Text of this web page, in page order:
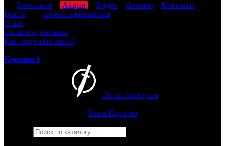
Вконтакте Акции Видео Отзывы
Контакты
Войти
зарегистрироваться
О нас
Оплата и доставка
Как оформить заказ?
Корзина 0
Ножи Златоуста
Ваша Корзина